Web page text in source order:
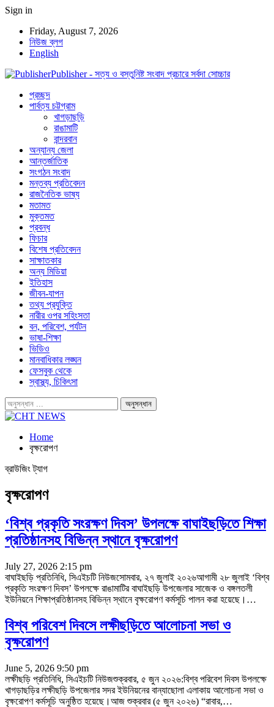
Sign in
Friday, August 7, 2026
নিউজ ব্লগ
English
Publisher - সত্য ও বস্তুনিষ্ট সংবাদ প্রচারে সর্বদা সোচ্চার
প্রচ্ছদ
পার্বত্য চট্টগ্রাম
খাগড়াছড়ি
রাঙামাটি
বান্দরবান
অন্যান্য জেলা
আন্তর্জাতিক
সংগঠন সংবাদ
মন্তব্য প্রতিবেদন
রাজনৈতিক ভাষ্য
মতামত
মুক্তমত
প্রবন্ধ
ফিচার
বিশেষ প্রতিবেদন
সাক্ষাতকার
অন্য মিডিয়া
ইতিহাস
জীবন-যাপন
তথ্য প্রযুক্তি
নারীর ওপর সহিংসতা
বন, পরিবেশ, পর্যটন
ভাষা-শিক্ষা
ভিডিও
মানবাধিকার লঙ্ঘন
ফেসবুক থেকে
স্বাস্থ্য, চিকিৎসা
Home
বৃক্ষরোপণ
ব্রাউজিং ট্যাগ
বৃক্ষরোপণ
‘বিশ্ব প্রকৃতি সংরক্ষণ দিবস’ উপলক্ষে বাঘাইছড়িতে শিক্ষা
প্রতিষ্ঠানসহ বিভিন্ন স্থানে বৃক্ষরোপণ
July 27, 2026 2:15 pm
বাঘাইছড়ি প্রতিনিধি, সিএইচটি নিউজসোমবার, ২৭ জুলাই ২০২৬আগামী ২৮ জুলাই ‘বিশ্ব
প্রকৃতি সংরক্ষণ দিবস’ উপলক্ষে রাঙামাটির বাঘাইছড়ি উপজেলার সাজেক ও বঙ্গলতলী
ইউনিয়নে শিক্ষাপ্রতিষ্ঠানসহ বিভিন্ন স্থানে বৃক্ষরোপণ কর্মসূচি পালন করা হয়েছে। …
বিশ্ব পরিবেশ দিবসে লক্ষীছড়িতে আলোচনা সভা ও
বৃক্ষরোপণ
June 5, 2026 9:50 pm
লক্ষীছড়ি প্রতিনিধি, সিএইচটি নিউজশুক্রবার, ৫ জুন ২০২৬:বিশ্ব পরিবেশ দিবস উপলক্ষে
খাগড়াছড়ির লক্ষীছড়ি উপজেলার সদর ইউনিয়নের বান্যাছোলা এলাকায় আলোচনা সভা ও
বৃক্ষরোপণ কর্মসূচি অনুষ্ঠিত হয়েছে।আজ শুক্রবার (৫ জুন ২০২৬) “রাবার,…